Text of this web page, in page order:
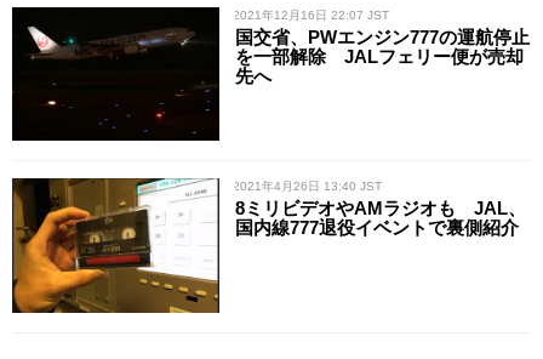
/ 2021年12月16日 22:07 JST
国交省、PWエンジン777の運航停止
を一部解除 JALフェリー便が売却
先へ
/ 2021年4月26日 13:40 JST
8ミリビデオやAMラジオも JAL、
国内線777退役イベントで裏側紹介